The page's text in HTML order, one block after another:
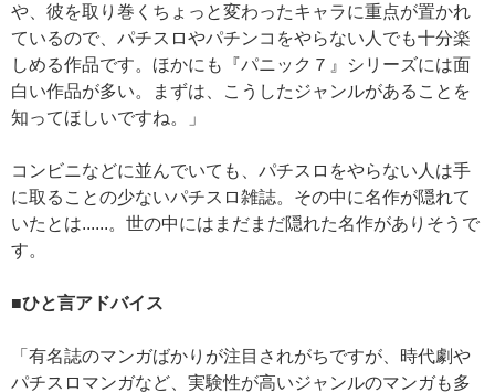
や、彼を取り巻くちょっと変わったキャラに重点が置かれ
ているので、パチスロやパチンコをやらない人でも十分楽
しめる作品です。ほかにも『パニック７』シリーズには面
白い作品が多い。まずは、こうしたジャンルがあることを
知ってほしいですね。」
コンビニなどに並んでいても、パチスロをやらない人は手
に取ることの少ないパチスロ雑誌。その中に名作が隠れて
いたとは......。世の中にはまだまだ隠れた名作がありそうで
す。
■ひと言アドバイス
「有名誌のマンガばかりが注目されがちですが、時代劇や
パチスロマンガなど、実験性が高いジャンルのマンガも多